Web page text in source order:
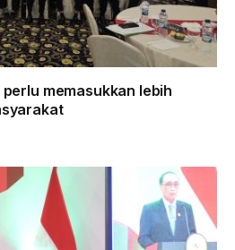
perlu memasukkan lebih